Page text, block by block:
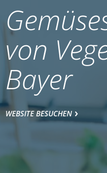
von
Bayer
WEBSITE BESUCHEN